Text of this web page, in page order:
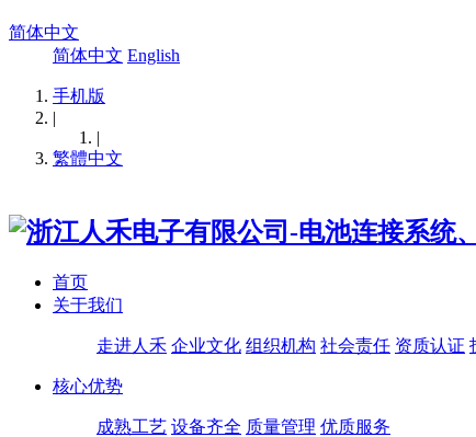
简体中文
简体中文 English
手机版
|
|
繁體中文
首页
关于我们
走进人禾 企业文化 组织机构 社会责任 资质认证
核心优势
成熟工艺 设备齐全 质量管理 优质服务